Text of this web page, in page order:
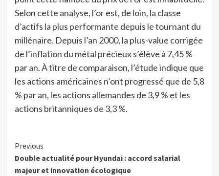
Selon cette analyse, l’or est, de loin, la classe
d’actifs la plus performante depuis le tournant du
millénaire. Depuis l’an 2000, la plus-value corrigée
de l’inflation du métal précieux s’élève à 7,45 %
par an. À titre de comparaison, l’étude indique que
les actions américaines n’ont progressé que de 5,8
% par an, les actions allemandes de 3,9 % et les
actions britanniques de 3,3 %.
Continue
Reading
Previous
Double actualité pour Hyundai : accord salarial
majeur et innovation écologique